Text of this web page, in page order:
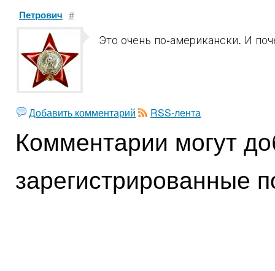
Петрович #
Это очень по-американски. И
Добавить комментарий RSS-лента
Комментарии могут
зарегистрированные